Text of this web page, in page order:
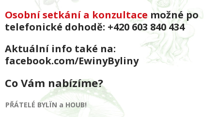
Osobní setkání a konzultace možné po
telefonické dohodě: +420 603 840 434
Aktuální info také na:
facebook.com/EwinyByliny
Co Vám nabízíme?
PŘÁTELÉ BYLÏN a HOUB!